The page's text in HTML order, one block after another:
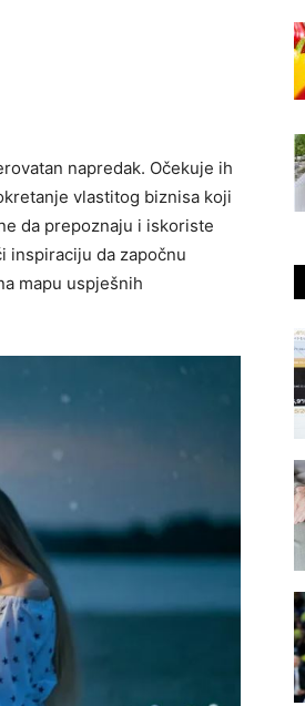
napredak. Očekuje ih
vlastitog biznisa koji
da prepoznaju i iskoriste
inspiraciju da započnu
mapu uspješnih